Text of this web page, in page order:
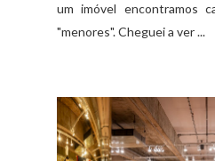
um imóvel encontramos
"menores". Cheguei a ver ...